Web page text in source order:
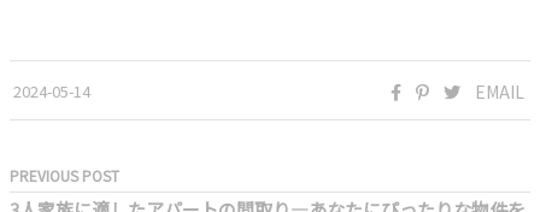
2024-05-14 EMAIL
PREVIOUS POST